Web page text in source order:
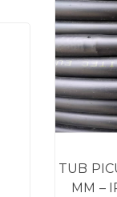
TUB
MM –